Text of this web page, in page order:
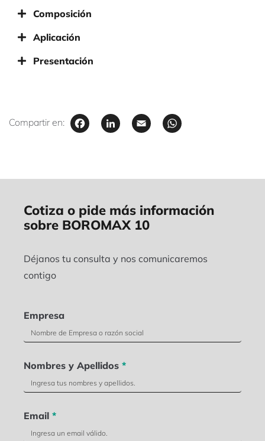
Composición
Aplicación
Presentación
Compartir en: Facebook
LinkedIn
Email
Cotiza o pide más información
sobre BOROMAX 10
Déjanos tu consulta y nos comunicaremos
contigo
Empresa
Nombres y Apellidos*
Email*